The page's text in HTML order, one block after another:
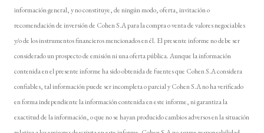
información general, y no constituye, de ningún modo, oferta, invitación o
recomendación de inversión de Cohen S.A para la compra o venta de valores negociables
y/o de los instrumentos financieros mencionados en él. El presente informe no debe ser
considerado un prospecto de emisión ni una oferta pública. Aunque la información
contenida en el presente informe ha sido obtenida de fuentes que Cohen S.A considera
confiables, tal información puede ser incompleta o parcial y Cohen S.A no ha verificado
en forma independiente la información contenida en este informe, ni garantiza la
exactitud de la información, o que no se hayan producido cambios adversos en la situación